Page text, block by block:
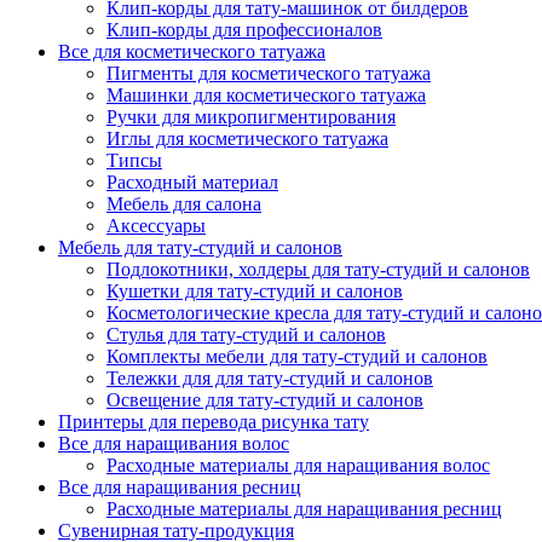
Клип-корды для тату-машинок от билдеров
Клип-корды для профессионалов
Все для косметического татуажа
Пигменты для косметического татуажа
Машинки для косметического татуажа
Ручки для микропигментирования
Иглы для косметического татуажа
Типсы
Расходный материал
Мебель для салона
Аксессуары
Мебель для тату-студий и салонов
Подлокотники, холдеры для тату-студий и салонов
Кушетки для тату-студий и салонов
Косметологические кресла для тату-студий и
Стулья для тату-студий и салонов
Комплекты мебели для тату-студий и салонов
Тележки для для тату-студий и салонов
Освещение для тату-студий и салонов
Принтеры для перевода рисунка тату
Все для наращивания волос
Расходные материалы для наращивания волос
Все для наращивания ресниц
Расходные материалы для наращивания ресниц
Сувенирная тату-продукция